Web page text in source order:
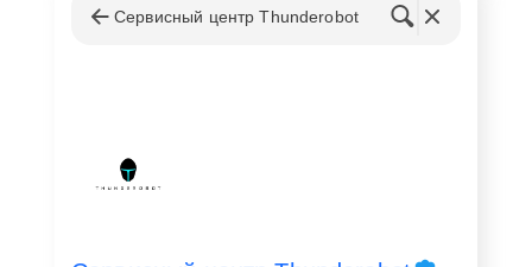
Сервисный центр Thunderobot